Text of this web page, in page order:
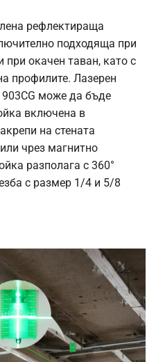
рефлектираща
подходяща при
окачен таван, като с
профилите. Лазерен
може да бъде
включена в
на стената
чрез магнитно
разполага с 360°
с размер 1/4 и 5/8